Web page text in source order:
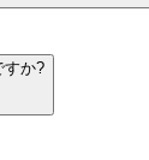
すか?